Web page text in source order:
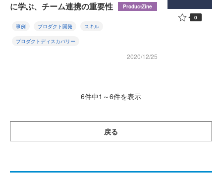
に学ぶ、チーム連携の重要性
ProductZine
事例 プロダクト開発 スキル
プロダクトディスカバリー
2020/12/25
0
6件中1～6件を表示
戻る